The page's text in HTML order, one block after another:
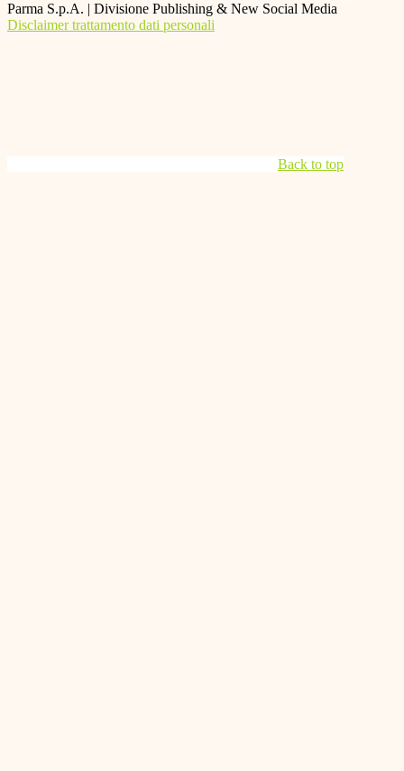
Parma S.p.A. | Divisione Publishing & New Social Media
Disclaimer trattamento dati personali
Back to top